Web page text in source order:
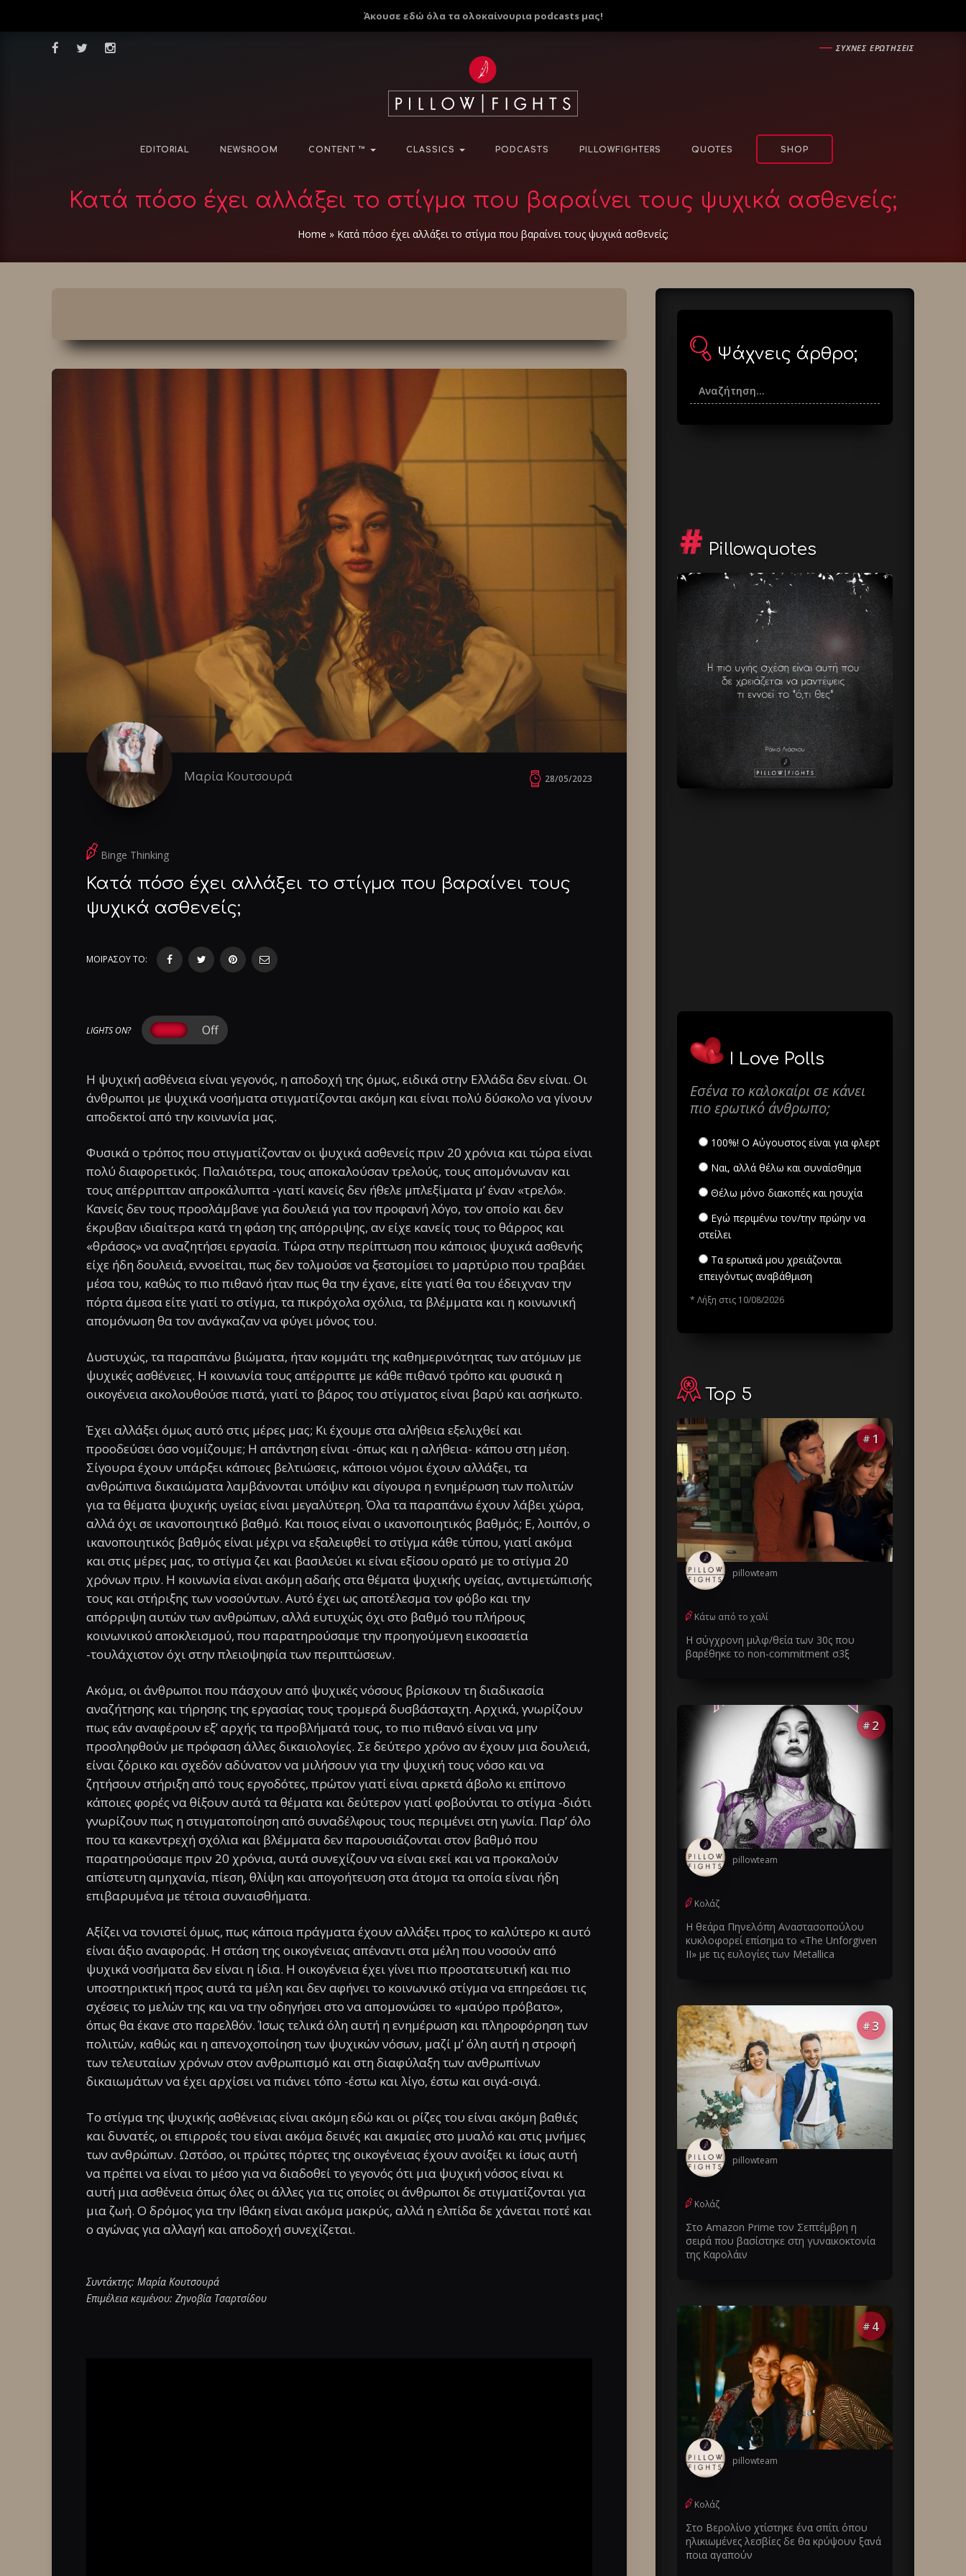
Άκουσε εδώ όλα τα ολοκαίνουρια podcasts μας!
―ΣΥΧΝΕΣ ΕΡΩΤΗΣΕΙΣ
EDITORIAL NEWSROOM CONTENT ™ CLASSICS PODCASTS PILLOWFIGHTERS QUOTES SHOP
Κατά πόσο έχει αλλάξει το στίγμα που βαραίνει τους ψυχικά ασθενείς;
Home » Κατά πόσο έχει αλλάξει το στίγμα που βαραίνει τους ψυχικά ασθενείς;
Μαρία Κουτσουρά 28/05/2023
Binge Thinking
Κατά πόσο έχει αλλάξει το στίγμα που βαραίνει τους
ψυχικά ασθενείς;
ΜΟΙΡΑΣΟΥ ΤΟ:
LIGHTS ON?
Η ψυχική ασθένεια είναι γεγονός, η αποδοχή της όμως, ειδικά στην Ελλάδα δεν είναι. Οι
άνθρωποι με ψυχικά νοσήματα στιγματίζονται ακόμη και είναι πολύ δύσκολο να γίνουν
αποδεκτοί από την κοινωνία μας.
Φυσικά ο τρόπος που στιγματίζονταν οι ψυχικά ασθενείς πριν 20 χρόνια και τώρα είναι
πολύ διαφορετικός. Παλαιότερα, τους αποκαλούσαν τρελούς, τους απομόνωναν και
τους απέρριπταν απροκάλυπτα -γιατί κανείς δεν ήθελε μπλεξίματα μ’ έναν «τρελό».
Κανείς δεν τους προσλάμβανε για δουλειά για τον προφανή λόγο, τον οποίο και δεν
έκρυβαν ιδιαίτερα κατά τη φάση της απόρριψης, αν είχε κανείς τους το θάρρος και
«θράσος» να αναζητήσει εργασία. Τώρα στην περίπτωση που κάποιος ψυχικά ασθενής
είχε ήδη δουλειά, εννοείται, πως δεν τολμούσε να ξεστομίσει το μαρτύριο που τραβάει
μέσα του, καθώς το πιο πιθανό ήταν πως θα την έχανε, είτε γιατί θα του έδειχναν την
πόρτα άμεσα είτε γιατί το στίγμα, τα πικρόχολα σχόλια, τα βλέμματα και η κοινωνική
απομόνωση θα τον ανάγκαζαν να φύγει μόνος του.
Δυστυχώς, τα παραπάνω βιώματα, ήταν κομμάτι της καθημερινότητας των ατόμων με
ψυχικές ασθένειες. Η κοινωνία τους απέρριπτε με κάθε πιθανό τρόπο και φυσικά η
οικογένεια ακολουθούσε πιστά, γιατί το βάρος του στίγματος είναι βαρύ και ασήκωτο.
Έχει αλλάξει όμως αυτό στις μέρες μας; Κι έχουμε στα αλήθεια εξελιχθεί και
προοδεύσει όσο νομίζουμε; Η απάντηση είναι -όπως και η αλήθεια- κάπου στη μέση.
Σίγουρα έχουν υπάρξει κάποιες βελτιώσεις, κάποιοι νόμοι έχουν αλλάξει, τα
ανθρώπινα δικαιώματα λαμβάνονται υπόψιν και σίγουρα η ενημέρωση των πολιτών
για τα θέματα ψυχικής υγείας είναι μεγαλύτερη. Όλα τα παραπάνω έχουν λάβει χώρα,
αλλά όχι σε ικανοποιητικό βαθμό. Και ποιος είναι ο ικανοποιητικός βαθμός; Ε, λοιπόν, ο
ικανοποιητικός βαθμός είναι μέχρι να εξαλειφθεί το στίγμα κάθε τύπου, γιατί ακόμα
και στις μέρες μας, το στίγμα ζει και βασιλεύει κι είναι εξίσου ορατό με το στίγμα 20
χρόνων πριν. Η κοινωνία είναι ακόμη αδαής στα θέματα ψυχικής υγείας, αντιμετώπισής
τους και στήριξης των νοσούντων. Αυτό έχει ως αποτέλεσμα τον φόβο και την
απόρριψη αυτών των ανθρώπων, αλλά ευτυχώς όχι στο βαθμό του πλήρους
κοινωνικού αποκλεισμού, που παρατηρούσαμε την προηγούμενη εικοσαετία
-τουλάχιστον όχι στην πλειοψηφία των περιπτώσεων.
Ακόμα, οι άνθρωποι που πάσχουν από ψυχικές νόσους βρίσκουν τη διαδικασία
αναζήτησης και τήρησης της εργασίας τους τρομερά δυσβάσταχτη. Αρχικά, γνωρίζουν
πως εάν αναφέρουν εξ’ αρχής τα προβλήματά τους, το πιο πιθανό είναι να μην
προσληφθούν με πρόφαση άλλες δικαιολογίες. Σε δεύτερο χρόνο αν έχουν μια δουλειά,
είναι ζόρικο και σχεδόν αδύνατον να μιλήσουν για την ψυχική τους νόσο και να
ζητήσουν στήριξη από τους εργοδότες, πρώτον γιατί είναι αρκετά άβολο κι επίπονο
κάποιες φορές να θίξουν αυτά τα θέματα και δεύτερον γιατί φοβούνται το στίγμα -διότι
γνωρίζουν πως η στιγματοποίηση από συναδέλφους τους περιμένει στη γωνία. Παρ’ όλο
που τα κακεντρεχή σχόλια και βλέμματα δεν παρουσιάζονται στον βαθμό που
παρατηρούσαμε πριν 20 χρόνια, αυτά συνεχίζουν να είναι εκεί και να προκαλούν
απίστευτη αμηχανία, πίεση, θλίψη και απογοήτευση στα άτομα τα οποία είναι ήδη
επιβαρυμένα με τέτοια συναισθήματα.
Αξίζει να τονιστεί όμως, πως κάποια πράγματα έχουν αλλάξει προς το καλύτερο κι αυτό
είναι άξιο αναφοράς. Η στάση της οικογένειας απέναντι στα μέλη που νοσούν από
ψυχικά νοσήματα δεν είναι η ίδια. Η οικογένεια έχει γίνει πιο προστατευτική και πιο
υποστηρικτική προς αυτά τα μέλη και δεν αφήνει το κοινωνικό στίγμα να επηρεάσει τις
σχέσεις το μελών της και να την οδηγήσει στο να απομονώσει το «μαύρο πρόβατο»,
όπως θα έκανε στο παρελθόν. Ίσως τελικά όλη αυτή η ενημέρωση και πληροφόρηση των
πολιτών, καθώς και η απενοχοποίηση των ψυχικών νόσων, μαζί μ’ όλη αυτή η στροφή
των τελευταίων χρόνων στον ανθρωπισμό και στη διαφύλαξη των ανθρωπίνων
δικαιωμάτων να έχει αρχίσει να πιάνει τόπο -έστω και λίγο, έστω και σιγά-σιγά.
Το στίγμα της ψυχικής ασθένειας είναι ακόμη εδώ και οι ρίζες του είναι ακόμη βαθιές
και δυνατές, οι επιρροές του είναι ακόμα δεινές και ακμαίες στο μυαλό και στις μνήμες
των ανθρώπων. Ωστόσο, οι πρώτες πόρτες της οικογένειας έχουν ανοίξει κι ίσως αυτή
να πρέπει να είναι το μέσο για να διαδοθεί το γεγονός ότι μια ψυχική νόσος είναι κι
αυτή μια ασθένεια όπως όλες οι άλλες για τις οποίες οι άνθρωποι δε στιγματίζονται για
μια ζωή. Ο δρόμος για την Ιθάκη είναι ακόμα μακρύς, αλλά η ελπίδα δε χάνεται ποτέ και
ο αγώνας για αλλαγή και αποδοχή συνεχίζεται.
Συντάκτης: Μαρία Κουτσουρά
Επιμέλεια κειμένου: Ζηνοβία Τσαρτσίδου
Ψάχνεις άρθρο;
Pillowquotes
I Love Polls
Εσένα το καλοκαίρι σε κάνει
πιο ερωτικό άνθρωπο;
100%! Ο Αύγουστος είναι για φλερτ
Ναι, αλλά θέλω και συναίσθημα
Θέλω μόνο διακοπές και ησυχία
Εγώ περιμένω τον/την πρώην να
στείλει
Τα ερωτικά μου χρειάζονται
επειγόντως αναβάθμιση
* Λήξη στις 10/08/2026
Top 5
# 1
pillowteam
Κάτω από το χαλί
Η σύγχρονη μιλφ/θεία των 30ς που
βαρέθηκε το non-commitment σ3ξ
# 2
pillowteam
Κολάζ
Η θεάρα Πηνελόπη Αναστασοπούλου
κυκλοφορεί επίσημα το «The Unforgiven
II» με τις ευλογίες των Metallica
# 3
pillowteam
Κολάζ
Στο Amazon Prime τον Σεπτέμβρη η
σειρά που βασίστηκε στη γυναικοκτονία
της Καρολάιν
# 4
pillowteam
Κολάζ
Στο Βερολίνο χτίστηκε ένα σπίτι όπου
ηλικιωμένες λεσβίες δε θα κρύψουν ξανά
ποια αγαπούν